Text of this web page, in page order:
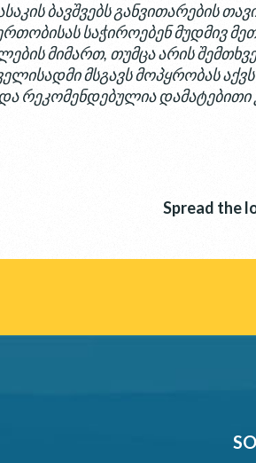
ბავშვებს განვითარების
საჭიროებენ მუდმივ
მიმართ, თუმცა არის
მსგავს მოპყრობას
რეკომენდებულია
Spread the